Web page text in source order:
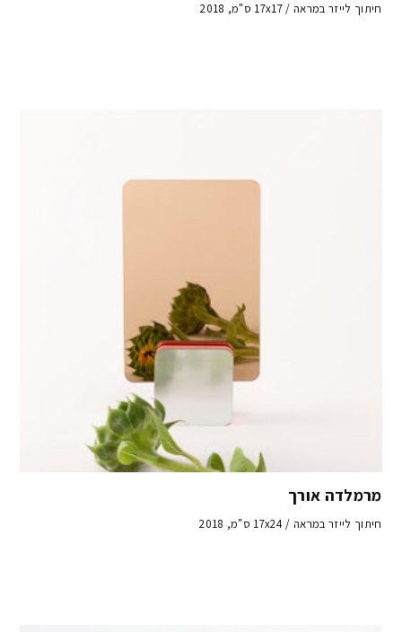
חיתוך לייזר במראה / 17x17 ס"מ, 2018
מרמלדה אורך
חיתוך לייזר במראה / 17x24 ס"מ, 2018